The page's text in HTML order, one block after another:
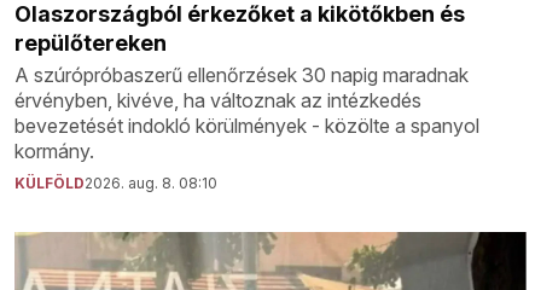
Olaszországból érkezőket a kikötőkben és
repülőtereken
A szúrópróbaszerű ellenőrzések 30 napig maradnak
érvényben, kivéve, ha változnak az intézkedés
bevezetését indokló körülmények - közölte a spanyol
kormány.
KÜLFÖLD2026. aug. 8. 08:10